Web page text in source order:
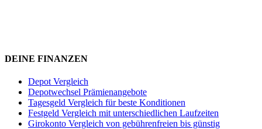
DEINE FINANZEN
Depot Vergleich
Depotwechsel Prämienangebote
Tagesgeld Vergleich für beste Konditionen
Festgeld Vergleich mit unterschiedlichen Laufzeiten
Girokonto Vergleich von gebührenfreien bis günstig